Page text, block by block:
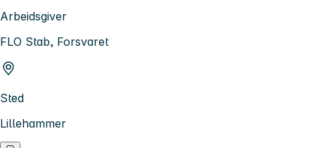
Arbeidsgiver
FLO Stab, Forsvaret
Sted
Lillehammer